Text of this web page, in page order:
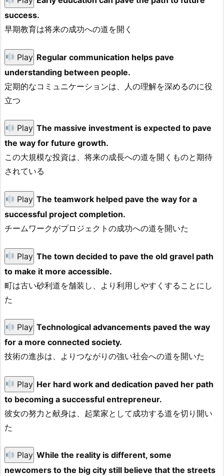
success.
早期教育は将来の成功への道を開く
Play Regular communication helps pave
understanding between people.
定期的なコミュニケーションは、人の理解を深めるのに役
立つ
Play The massive investment is expected to pave
the way for future growth.
この大規模な投資は、将来の成長への道を開くものと期待
されている
Play The teamwork helped pave the way for a
successful project completion.
チームワークがプロジェクトの成功への道を開いた
Play The town decided to pave the old gravel path
to make it more accessible.
町は古い砂利道を舗装し、より利用しやすくすることにし
た
Play Technological advancements paved the way
for a more connected society.
技術の進歩は、よりつながりの強い社会への道を開いた
Play Her hard work and dedication paved her path
to becoming a successful entrepreneur.
彼女の努力と献身は、起業家として成功する道を切り開い
た
Play While the reality is different, some
newcomers to the big city still believe that the streets